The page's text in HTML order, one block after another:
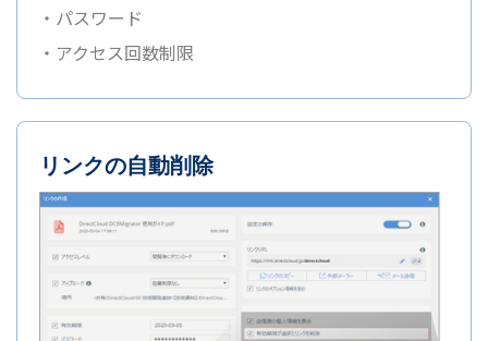
・パスワード
・アクセス回数制限
リンクの自動削除